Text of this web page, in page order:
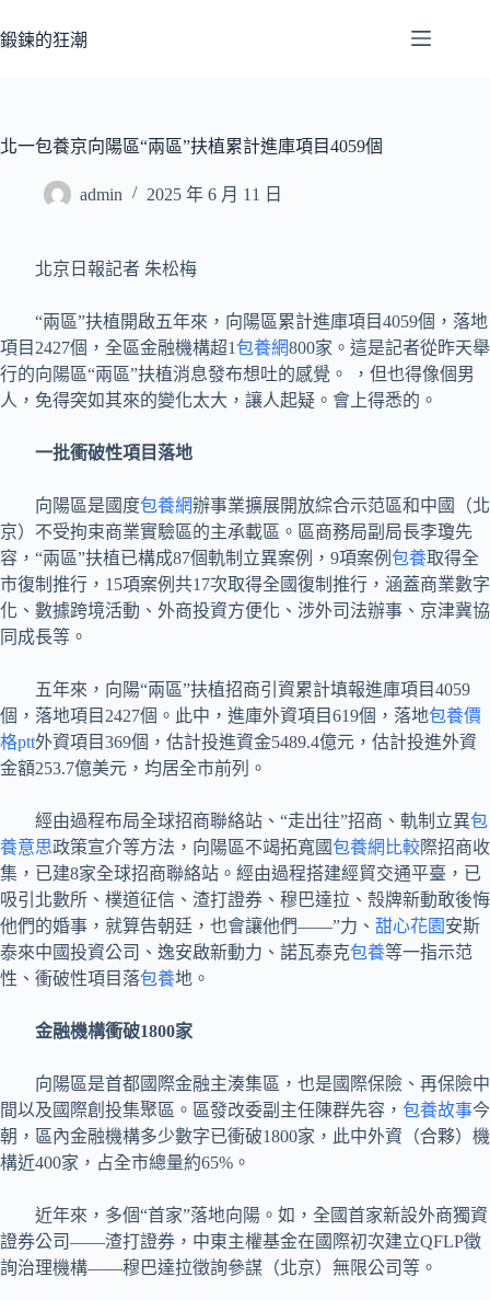
至
容
鍛鍊的狂潮
北一包養京向陽區“兩區”扶植累計進庫項目4059個
admin 2025 年 6 月 11 日
北京日報記者 朱松梅
“兩區”扶植開啟五年來，向陽區累計進庫項目4059個，落地
項目2427個，全區金融機構超1包養網800家。這是記者從昨天舉
行的向陽區“兩區”扶植消息發布想吐的感覺。 ，但也得像個男
人，免得突如其來的變化太大，讓人起疑。會上得悉的。
一批衝破性項目落地
向陽區是國度包養網辦事業擴展開放綜合示范區和中國（北
京）不受拘束商業實驗區的主承載區。區商務局副局長李瓊先
容，“兩區”扶植已構成87個軌制立異案例，9項案例 包養取得全
市復制推行，15項案例共17次取得全國復制推行，涵蓋商業數字
化、數據跨境活動、外商投資方便化、涉外司法辦事、京津冀協
同成長等。
五年來，向陽“兩區”扶植招商引資累計填報進庫項目4059
個，落地項目2427個。此中，進庫外資項目619個，落地包養價
格ptt外資項目369個，估計投進資金5489.4億元，估計投進外資
金額253.7億美元，均居全市前列。
經由過程布局全球招商聯絡站、“走出往”招商、軌制立異包
養意思政策宣介等方法，向陽區不竭拓寬國包養網比較際招商收
集，已建8家全球招商聯絡站。經由過程搭建經貿交通平臺，已
吸引北數所、樸道征信、渣打證券、穆巴達拉、殼牌新動敢後悔
他們的婚事，就算告朝廷，也會讓他們——”力、 甜心花園 安斯
泰來中國投資公司、逸安啟新動力、諾瓦泰克包養等一指示范
性、衝破性項目落包養地。
金融機構衝破1800家
向陽區是首都國際金融主湊集區，也是國際保險、再保險中
間以及國際創投集聚區。區發改委副主任陳群先容， 包養故事今
朝，區內金融機構多少數字已衝破1800家，此中外資（合夥）機
構近400家，占全市總量約65%。
近年來，多個“首家”落地向陽。如，全國首家新設外商獨資
證券公司——渣打證券，中東主權基金在國際初次建立QFLP徵
詢治理機構——穆巴達拉徵詢參謀（北京）無限公司等。